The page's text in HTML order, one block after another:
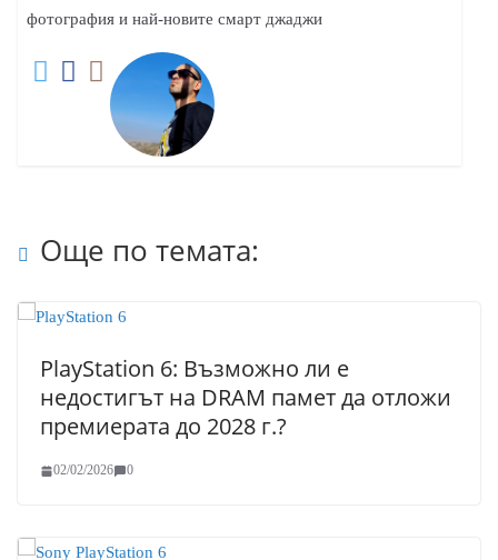
фотография и най-новите смарт джаджи
Още по темата:
PlayStation 6: Възможно ли е
недостигът на DRAM памет да отложи
премиерата до 2028 г.?
02/02/2026 0